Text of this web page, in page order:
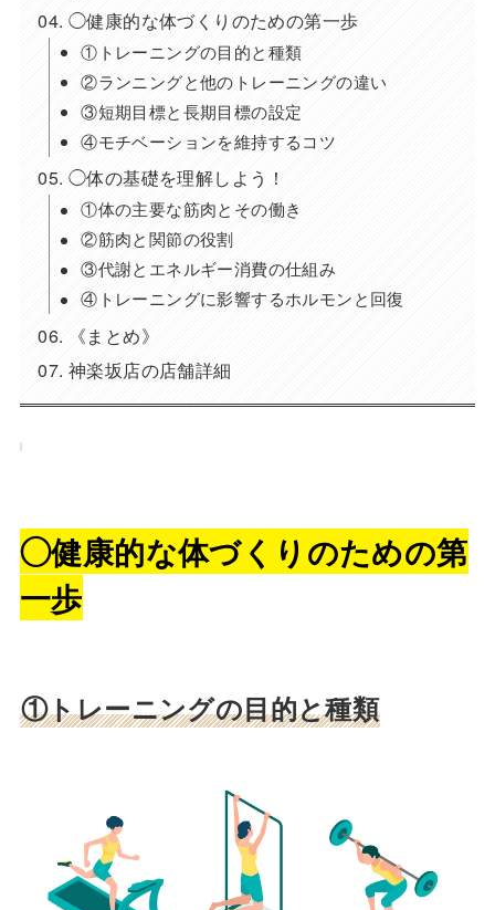
◯健康的な体づくりのための第一歩
①トレーニングの目的と種類
②ランニングと他のトレーニングの違い
③短期目標と長期目標の設定
④モチベーションを維持するコツ
◯体の基礎を理解しよう！
①体の主要な筋肉とその働き
②筋肉と関節の役割
③代謝とエネルギー消費の仕組み
④トレーニングに影響するホルモンと回復
《まとめ》
神楽坂店の店舗詳細
◯健康的な体づくりのための第
一歩
①トレーニングの目的と種類